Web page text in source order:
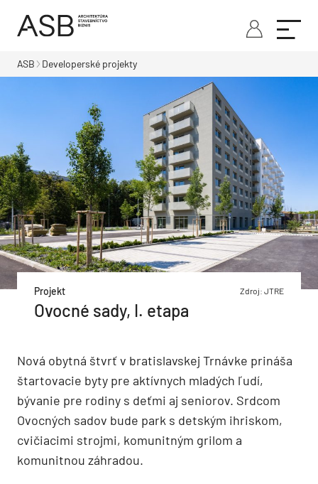
ASB Developerské projekty
Projekt Zdroj: JTRE
Ovocné sady, I. etapa
Nová obytná štvrť v bratislavskej Trnávke prináša
štartovacie byty pre aktívnych mladých ľudí,
bývanie pre rodiny s deťmi aj seniorov. Srdcom
Ovocných sadov bude park s detským ihriskom,
cvičiacimi strojmi, komunitným grilom a
komunitnou záhradou.